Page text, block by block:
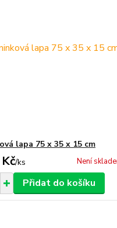
lapa 75 x 35 x 15 cm
/ks Není
Přidat do košíku